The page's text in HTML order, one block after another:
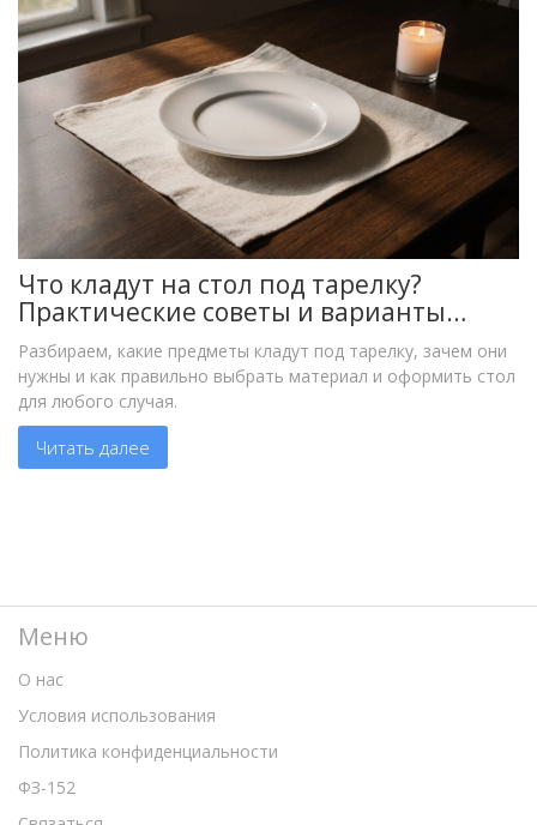
Что кладут на стол под тарелку?
Практические советы и варианты
оформления
Разбираем, какие предметы кладут под тарелку, зачем они
нужны и как правильно выбрать материал и оформить стол
для любого случая.
Читать далее
Меню
О нас
Условия использования
Политика конфиденциальности
ФЗ-152